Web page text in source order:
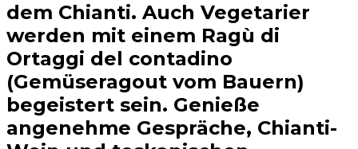
dem Chianti. Auch Vegetarier
werden mit einem Ragù di
Ortaggi del contadino
(Gemüseragout vom Bauern)
begeistert sein. Genieße
angenehme Gespräche, Chianti-